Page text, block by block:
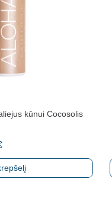
kūnui Cocosolis
Current
price
is: